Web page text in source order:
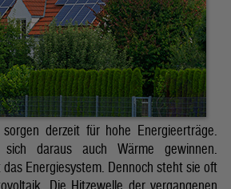
derzeit für hohe Energieerträge.
daraus auch Wärme gewinnen.
Energiesystem. Dennoch steht sie oft
Die Hitzewelle der vergangenen